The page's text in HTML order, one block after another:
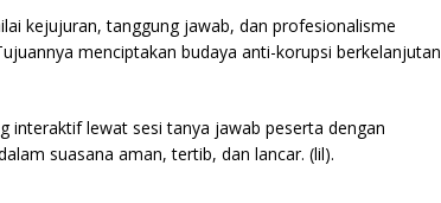
kejujuran, tanggung jawab, dan profesionalisme
menciptakan budaya anti-korupsi berkelanjutan
interaktif lewat sesi tanya jawab peserta dengan
suasana aman, tertib, dan lancar. (lil).